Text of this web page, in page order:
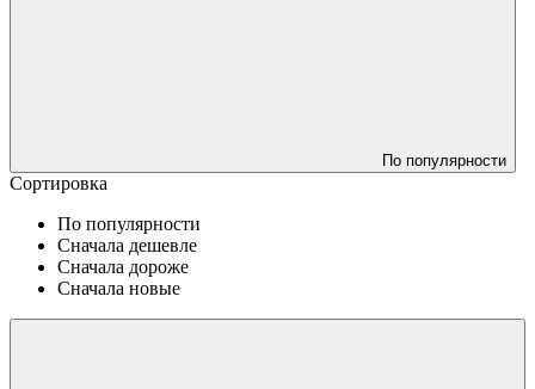
По популярности
Сортировка
По популярности
Сначала дешевле
Сначала дороже
Сначала новые